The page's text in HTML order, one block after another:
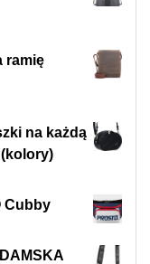
ramię
na każdą
Cubby